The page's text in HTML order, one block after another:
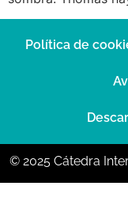
Política de
© 2025 Cátedra